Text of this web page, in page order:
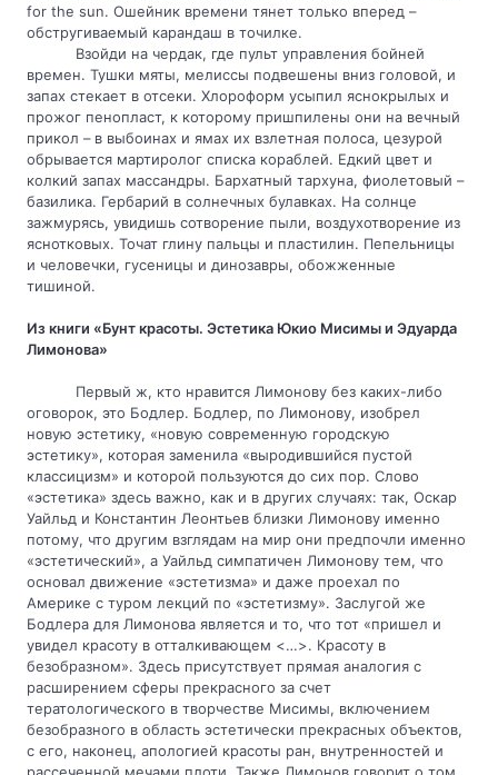
for the sun. Ошейник времени тянет только вперед –
обстругиваемый карандаш в точилке.
Взойди на чердак, где пульт управления бойней
времен. Тушки мяты, мелиссы подвешены вниз головой, и
запах стекает в отсеки. Хлороформ усыпил яснокрылых и
прожог пенопласт, к которому пришпилены они на вечный
прикол – в выбоинах и ямах их взлетная полоса, цезурой
обрывается мартиролог списка кораблей. Едкий цвет и
колкий запах массандры. Бархатный тархуна, фиолетовый –
базилика. Гербарий в солнечных булавках. На солнце
зажмурясь, увидишь сотворение пыли, воздухотворение из
яснотковых. Точат глину пальцы и пластилин. Пепельницы
и человечки, гусеницы и динозавры, обожженные
тишиной.
Из книги «Бунт красоты. Эстетика Юкио Мисимы и Эдуарда
Лимонова»
Первый ж, кто нравится Лимонову без каких-либо
оговорок, это Бодлер. Бодлер, по Лимонову, изобрел
новую эстетику, «новую современную городскую
эстетику», которая заменила «выродившийся пустой
классицизм» и которой пользуются до сих пор. Слово
«эстетика» здесь важно, как и в других случаях: так, Оскар
Уайльд и Константин Леонтьев близки Лимонову именно
потому, что другим взглядам на мир они предпочли именно
«эстетический», а Уайльд симпатичен Лимонову тем, что
основал движение «эстетизма» и даже проехал по
Америке с туром лекций по «эстетизму». Заслугой же
Бодлера для Лимонова является и то, что тот «пришел и
увидел красоту в отталкивающем <…>. Красоту в
безобразном». Здесь присутствует прямая аналогия с
расширением сферы прекрасного за счет
тератологического в творчестве Мисимы, включением
безобразного в область эстетически прекрасных объектов,
с его, наконец, апологией красоты ран, внутренностей и
рассеченной мечами плоти. Также Лимонов говорит о том,